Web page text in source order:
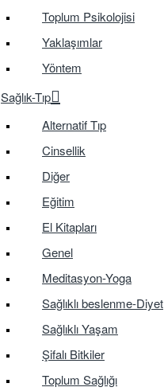
Toplum Psikolojisi
Yaklaşımlar
Yöntem
Sağlık-Tıp
Alternatif Tıp
Cinsellik
Diğer
Eğitim
El Kitapları
Genel
Meditasyon-Yoga
Sağlıklı beslenme-Diyet
Sağlıklı Yaşam
Şifalı Bitkiler
Toplum Sağlığı